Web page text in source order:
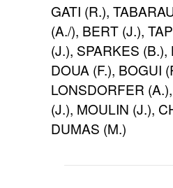
GATI (R.),
(A./), BERT (J.),
(J.), SPARKES
DOUA (F.), BOGUI
LONSDORFER
(J.), MOULIN (J.),
DUMAS (M.)